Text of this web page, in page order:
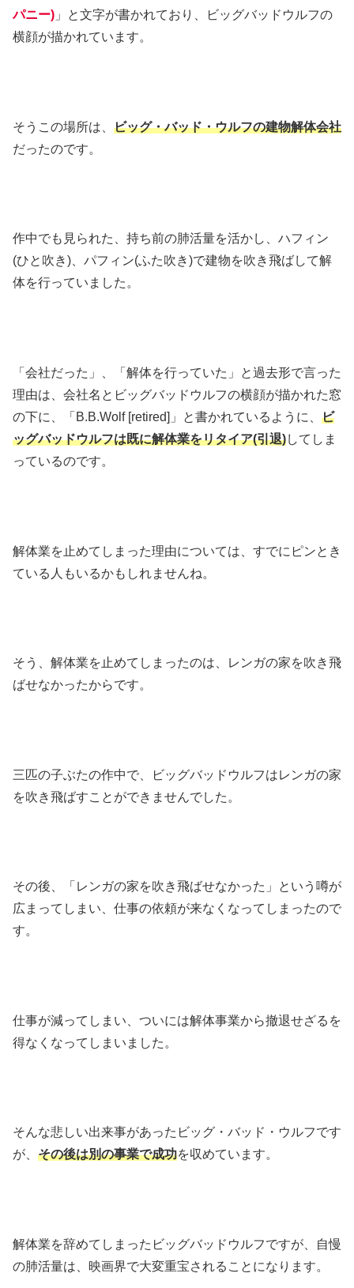
パニー) 」と文字が書かれており、ビッグバッドウルフの
横顔が描かれています。
そうこの場所は、 ビッグ・バッド・ウルフの建物解体会社
だったのです。
作中でも見られた、持ち前の肺活量を活かし、ハフィン
(ひと吹き)、パフィン(ふた吹き)で建物を吹き飛ばして解
体を行っていました。
「会社だった」、「解体を行っていた」と過去形で言った
理由は、会社名とビッグバッドウルフの横顔が描かれた窓
の下に、「B.B.Wolf [retired]」と書かれているように、 ビ
ッグバッドウルフは既に解体業をリタイア(引退)してしま
っているのです。
解体業を止めてしまった理由については、すでにピンとき
ている人もいるかもしれませんね。
そう、解体業を止めてしまったのは、レンガの家を吹き飛
ばせなかったからです。
三匹の子ぶたの作中で、ビッグバッドウルフはレンガの家
を吹き飛ばすことができませんでした。
その後、「レンガの家を吹き飛ばせなかった」という噂が
広まってしまい、仕事の依頼が来なくなってしまったので
す。
仕事が減ってしまい、ついには解体事業から撤退せざるを
得なくなってしまいました。
そんな悲しい出来事があったビッグ・バッド・ウルフです
が、 その後は別の事業で成功を収めています。
解体業を辞めてしまったビッグバッドウルフですが、自慢
の肺活量は、映画界で大変重宝されることになります。